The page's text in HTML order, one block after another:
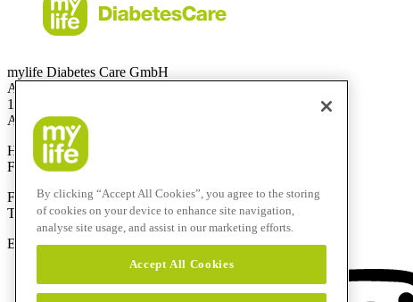
mylife Diabetes Care GmbH
Am Euro Platz 2
1120 Wien
Austria
Hotline:0800 300 304
Fax:+43 720 880 148
Für Anrufe aus dem Ausland:
Technik-Hotline:+43 720 882 805
E-Mail:service@mylife-diabetescare.at
By clicking “Accept All Cookies”, you agree to the storing
of cookies on your device to enhance site navigation,
analyse site usage, and assist in our marketing efforts.
Accept All Cookies